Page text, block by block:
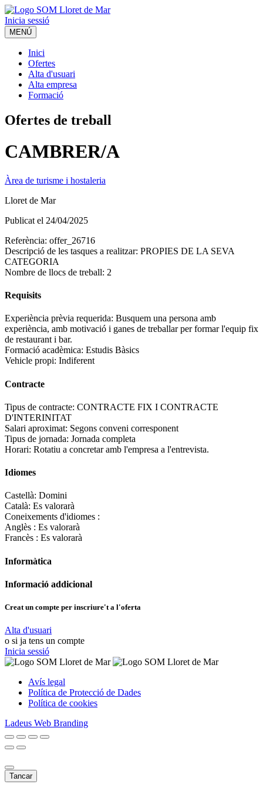
Inicia sessió
MENÚ
Inici
Ofertes
Alta d'usuari
Alta empresa
Formació
Ofertes de treball
CAMBRER/A
Àrea de turisme i hostaleria
Lloret de Mar
Publicat el 24/04/2025
Referència: offer_26716
Descripció de les tasques a realitzar: PROPIES DE LA SEVA
CATEGORIA
Nombre de llocs de treball: 2
Requisits
Experiència prèvia requerida: Busquem una persona amb
experiència, amb motivació i ganes de treballar per formar l'equip fix
de restaurant i bar.
Formació acadèmica: Estudis Bàsics
Vehicle propi: Indiferent
Contracte
Tipus de contracte: CONTRACTE FIX I CONTRACTE
D'INTERINITAT
Salari aproximat: Segons conveni corresponent
Tipus de jornada: Jornada completa
Horari: Rotatiu a concretar amb l'empresa a l'entrevista.
Idiomes
Castellà: Domini
Català: Es valorarà
Coneixements d'idiomes :
Anglès : Es valorarà
Francès : Es valorarà
Informàtica
Informació addicional
Creat un compte per inscriure't a l'oferta
Alta d'usuari
o si ja tens un compte
Inicia sessió
Avís legal
Política de Protecció de Dades
Política de cookies
Ladeus Web Branding
Tancar